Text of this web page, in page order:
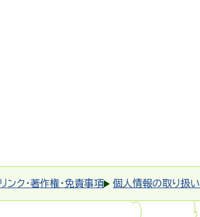
リンク・著作権・免責事項 個人情報の取り扱い